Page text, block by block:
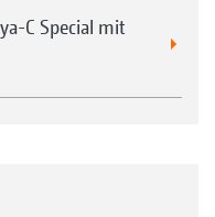
C Special mit